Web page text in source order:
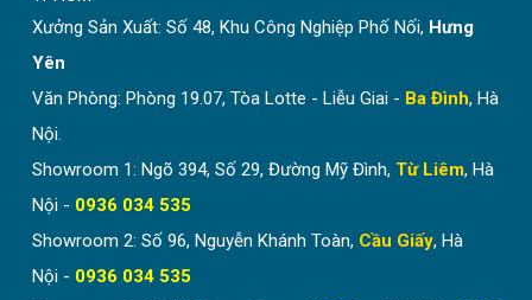
Xưởng Sản Xuất: Số 48, Khu Công Nghiệp Phố Nối, Hưng
Yên
Văn Phòng: Phòng 19.07, Tòa Lotte - Liễu Giai - Ba Đình, Hà
Nội.
Showroom 1: Ngõ 394, Số 29, Đường Mỹ Đình, Từ Liêm, Hà
Nội - 0936 034 535
Showroom 2: Số 96, Nguyễn Khánh Toàn, Cầu Giấy, Hà
Nội - 0936 034 535